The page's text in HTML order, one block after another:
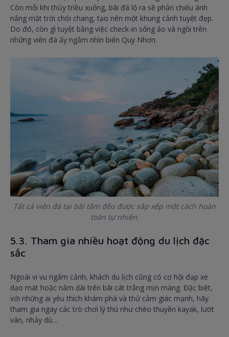
Còn mỗi khi thủy triều xuống, bãi đá lộ ra sẽ phản chiếu ánh
nắng mặt trời chói chang, tạo nên một khung cảnh tuyệt đẹp.
Do đó, còn gì tuyệt bằng việc check-in sống ảo và ngồi trên
những viên đá ấy ngắm nhìn biển Quy Nhơn.
Tất cả viên đá tại bãi tắm đều được sắp xếp một cách hoàn
toàn tự nhiên.
5.3. Tham gia nhiều hoạt động du lịch đặc
sắc
Ngoài vi vu ngắm cảnh, khách du lịch cũng có cơ hội đạp xe
dạo mát hoặc nằm dài trên bãi cát trắng mịn màng. Đặc biệt,
với những ai yêu thích khám phá và thử cảm giác mạnh, hãy
tham gia ngay các trò chơi lý thú như chèo thuyền kayak, lướt
ván, nhảy dù…